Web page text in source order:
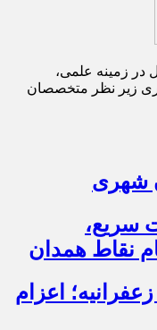
در زمینه علمی،
زیر نظر متخصصان
شهری
سریع،
نقاط همدان
اعزام